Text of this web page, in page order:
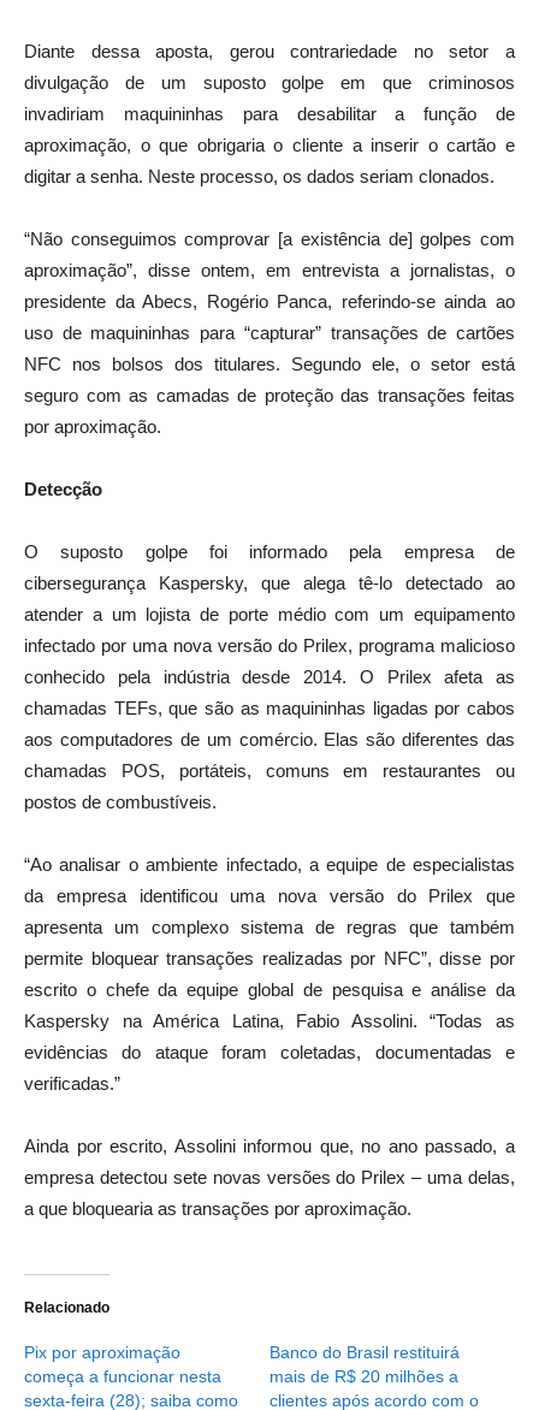
Diante dessa aposta, gerou contrariedade no setor a
divulgação de um suposto golpe em que criminosos
invadiriam maquininhas para desabilitar a função de
aproximação, o que obrigaria o cliente a inserir o cartão e
digitar a senha. Neste processo, os dados seriam clonados.
“Não conseguimos comprovar [a existência de] golpes com
aproximação”, disse ontem, em entrevista a jornalistas, o
presidente da Abecs, Rogério Panca, referindo-se ainda ao
uso de maquininhas para “capturar” transações de cartões
NFC nos bolsos dos titulares. Segundo ele, o setor está
seguro com as camadas de proteção das transações feitas
por aproximação.
Detecção
O suposto golpe foi informado pela empresa de
cibersegurança Kaspersky, que alega tê-lo detectado ao
atender a um lojista de porte médio com um equipamento
infectado por uma nova versão do Prilex, programa malicioso
conhecido pela indústria desde 2014. O Prilex afeta as
chamadas TEFs, que são as maquininhas ligadas por cabos
aos computadores de um comércio. Elas são diferentes das
chamadas POS, portáteis, comuns em restaurantes ou
postos de combustíveis.
“Ao analisar o ambiente infectado, a equipe de especialistas
da empresa identificou uma nova versão do Prilex que
apresenta um complexo sistema de regras que também
permite bloquear transações realizadas por NFC”, disse por
escrito o chefe da equipe global de pesquisa e análise da
Kaspersky na América Latina, Fabio Assolini. “Todas as
evidências do ataque foram coletadas, documentadas e
verificadas.”
Ainda por escrito, Assolini informou que, no ano passado, a
empresa detectou sete novas versões do Prilex – uma delas,
a que bloquearia as transações por aproximação.
Relacionado
Pix por aproximação
começa a funcionar nesta
sexta-feira (28); saiba como
Banco do Brasil restituirá
mais de R$ 20 milhões a
clientes após acordo com o